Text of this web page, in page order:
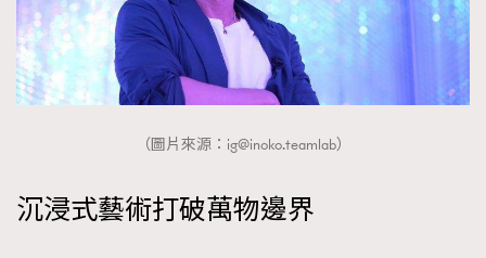
（圖片來源： ig@inoko.teamlab）
沉浸式藝術打破萬物邊界